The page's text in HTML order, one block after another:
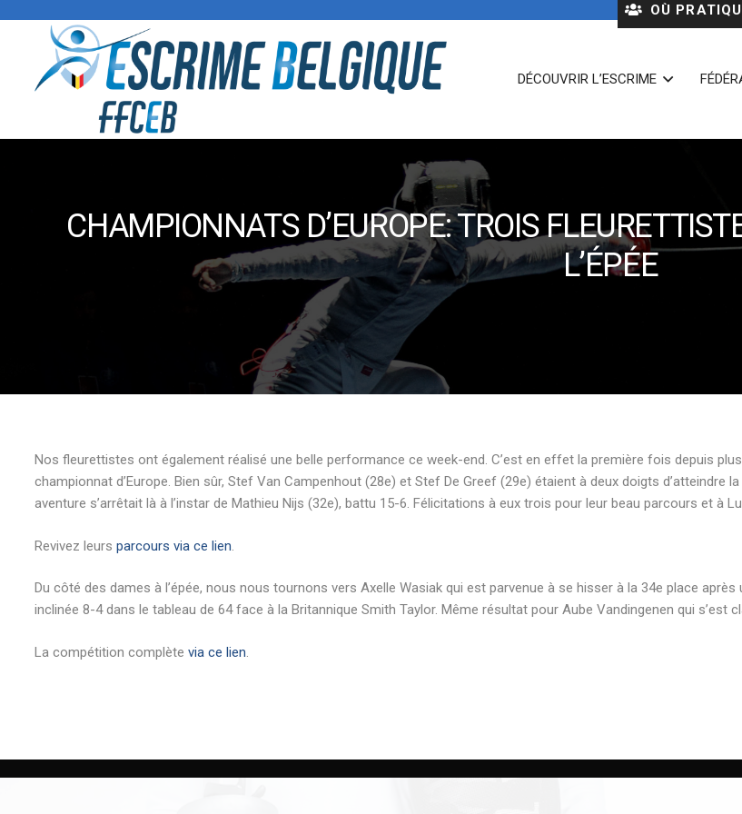
OÙ
DÉCOUVRIR L’ESCRIME
CHAMPIONNATS D’EUROPE: TROIS
L’ÉPÉE
Nos fleurettistes ont également réalisé une belle performance ce week-end. C’est en effet la première fois depuis
championnat d’Europe. Bien sûr, Stef Van Campenhout (28e) et Stef De Greef (29e) étaient à deux doigts
aventure s’arrêtait là à l’instar de Mathieu Nijs (32e), battu 15-6. Félicitations à eux trois pour leur beau parcours et à
Revivez leurs parcours via ce lien
Du côté des dames à l’épée, nous nous tournons vers Axelle Wasiak qui est parvenue à se hisser à la 34e place
inclinée 8-4 dans le tableau de 64 face à la Britannique Smith Taylor. Même résultat pour Aube Vandingenen qui s’est
La compétition complète via ce lien